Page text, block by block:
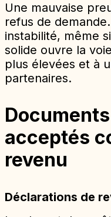
Une mauvaise
refus de
instabilité, même
solide ouvre la
plus élevées et à
partenaires.
acceptés
revenu
Déclarations de